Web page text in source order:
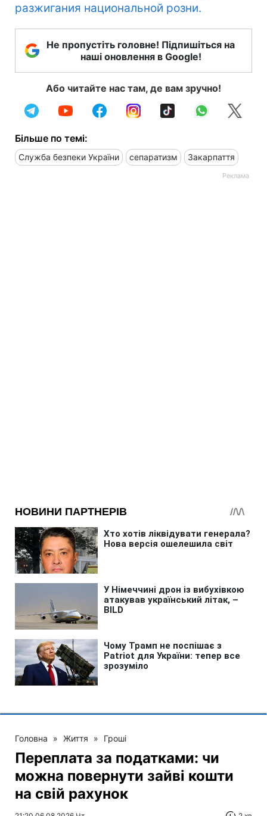
разжигания национальной розни.
Не пропустіть головне! Підпишіться на
наші оновлення в Google!
Або читайте нас там, де вам зручно!
Більше по темі:
Служба безпеки України сепаратизм Закарпаття
Головна » Життя » Гроші
Переплата за податками: чи
можна повернути зайві кошти
на свій рахунок